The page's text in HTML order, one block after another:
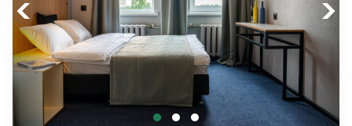
Previous Next